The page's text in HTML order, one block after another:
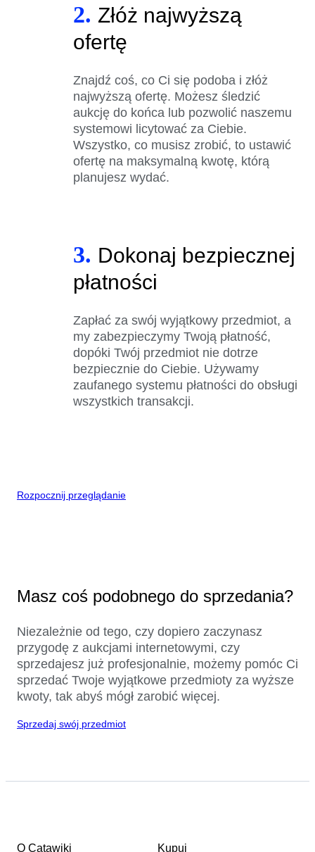
2. Złóż najwyższą
ofertę
Znajdź coś, co Ci się podoba i złóż
najwyższą ofertę. Możesz śledzić
aukcję do końca lub pozwolić naszemu
systemowi licytować za Ciebie.
Wszystko, co musisz zrobić, to ustawić
ofertę na maksymalną kwotę, którą
planujesz wydać.
3. Dokonaj bezpiecznej
płatności
Zapłać za swój wyjątkowy przedmiot, a
my zabezpieczymy Twoją płatność,
dopóki Twój przedmiot nie dotrze
bezpiecznie do Ciebie. Używamy
zaufanego systemu płatności do obsługi
wszystkich transakcji.
Rozpocznij przeglądanie
Masz coś podobnego do sprzedania?
Niezależnie od tego, czy dopiero zaczynasz
przygodę z aukcjami internetowymi, czy
sprzedajesz już profesjonalnie, możemy pomóc Ci
sprzedać Twoje wyjątkowe przedmioty za wyższe
kwoty, tak abyś mógł zarobić więcej.
Sprzedaj swój przedmiot
O Catawiki Kupuj